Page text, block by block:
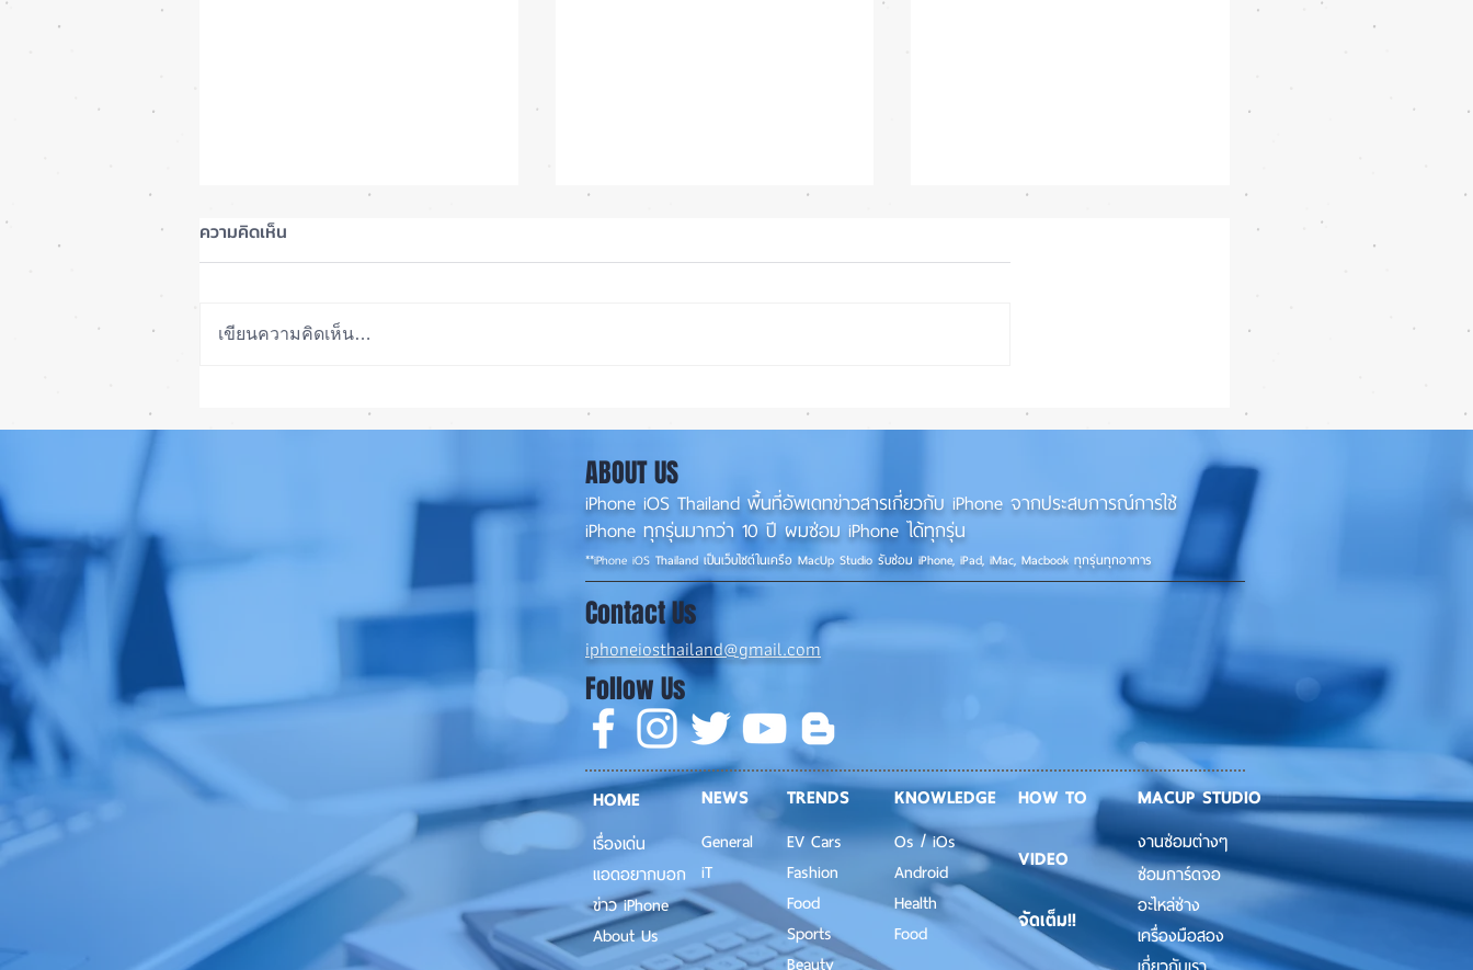
ลือ! iPhone 18e จะเพิ่ม RAM!
📱
ซื้อรุ่นไหนดี? iPhone 18 Pro
หรือ Ultra 📱
iOS 27 Beta 4 เพิ่มฟีเจอร์ใหม่
พร้อมแก้บั๊กชุดใหญ่ เตรียมความ
ความคิดเห็น
เขียนความคิดเห็น…
ABOUT US
iPhone iOS Thailand พื้นที่อัพเดทข่าวสารเกี่ยวกับ iPhone จากประสบการณ์การใช้
iPhone ทุกรุ่นมากว่า 10 ปี ผมซ่อม iPhone ได้ทุกรุ่น
**iPhone iOS Thailand เป็นเว็บไซต์ในเครือ MacUp Studio รับซ่อม iPhone, iPad, iMac, Macbook ทุกรุ่นทุกอาการ
Contact Us
iphoneiosthailand@gmail.com
Follow Us
HOME
เรื่องเด่น
แอดอยากบอก
ข่าว iPhone
About Us
NEWS
General
iT
TRENDS
EV Cars
Fashion
Food
Sports
KNOWLEDGE
Os / iOs
Android
Health
Food
จัดเต็ม!!
HOW TO
VIDEO
MACUP STUDIO
งานซ่อมต่างๆ
ซ่อมการ์ดจอ
อะไหล่ช่าง
เครื่องมือสอง